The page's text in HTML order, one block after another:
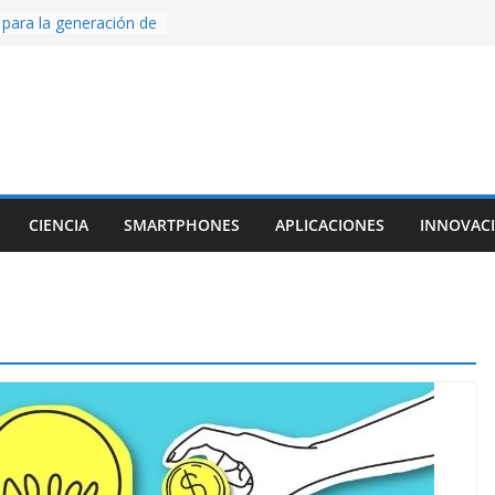
la generación de
con Inteligencia
una app
escanear una
CIENCIA SMARTPHONES APLICACIONES